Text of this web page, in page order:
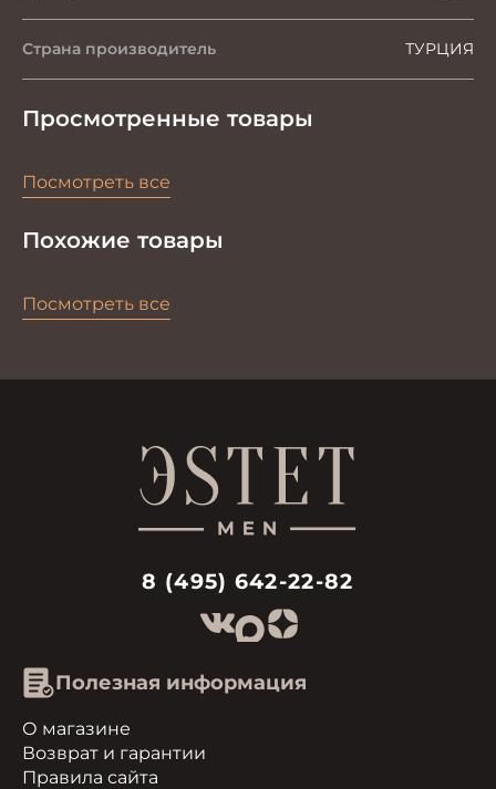
Страна производитель ТУРЦИЯ
Просмотренные товары
Посмотреть все
Похожие товары
Посмотреть все
8 (495) 642-22-82
Полезная информация
О магазине
Возврат и гарантии
Правила сайта